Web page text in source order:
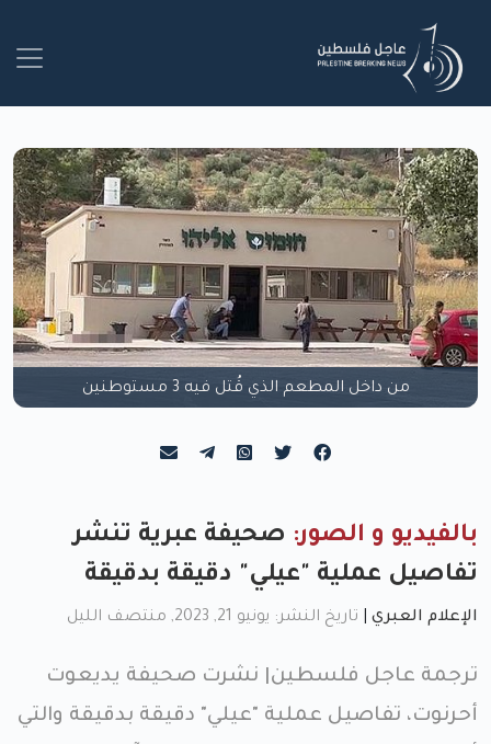
من داخل المطعم الذي قُتل فيه 3 مستوطنين
بالفيديو و الصور: صحيفة عبرية تنشر
تفاصيل عملية "عيلي" دقيقة بدقيقة
الإعلام العبري تاريخ النشر: يونيو 21, 2023, منتصف الليل
ترجمة عاجل فلسطين| نشرت صحيفة يديعوت
أحرنوت، تفاصيل عملية "عيلي" دقيقة بدقيقة والتي